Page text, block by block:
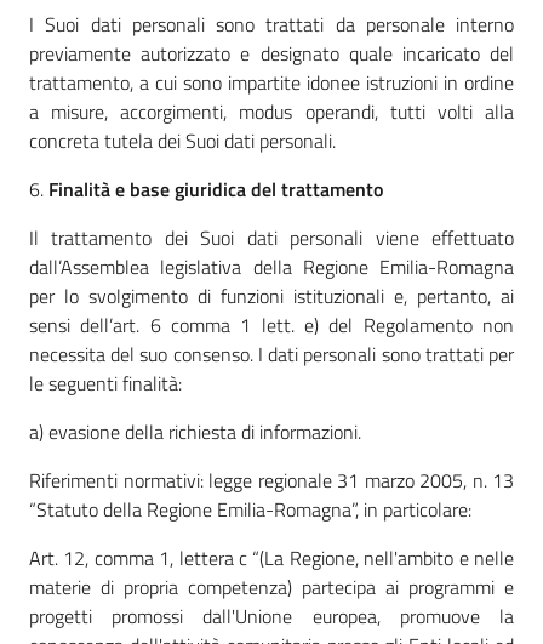
I Suoi dati personali sono trattati da personale interno
previamente autorizzato e designato quale incaricato del
trattamento, a cui sono impartite idonee istruzioni in ordine
a misure, accorgimenti, modus operandi, tutti volti alla
concreta tutela dei Suoi dati personali.
6. Finalità e base giuridica del trattamento
Il trattamento dei Suoi dati personali viene effettuato
dall’Assemblea legislativa della Regione Emilia-Romagna
per lo svolgimento di funzioni istituzionali e, pertanto, ai
sensi dell’art. 6 comma 1 lett. e) del Regolamento non
necessita del suo consenso. I dati personali sono trattati per
le seguenti finalità:
a) evasione della richiesta di informazioni.
Riferimenti normativi: legge regionale 31 marzo 2005, n. 13
“Statuto della Regione Emilia-Romagna”, in particolare:
Art. 12, comma 1, lettera c “(La Regione, nell'ambito e nelle
materie di propria competenza) partecipa ai programmi e
progetti promossi dall'Unione europea, promuove la